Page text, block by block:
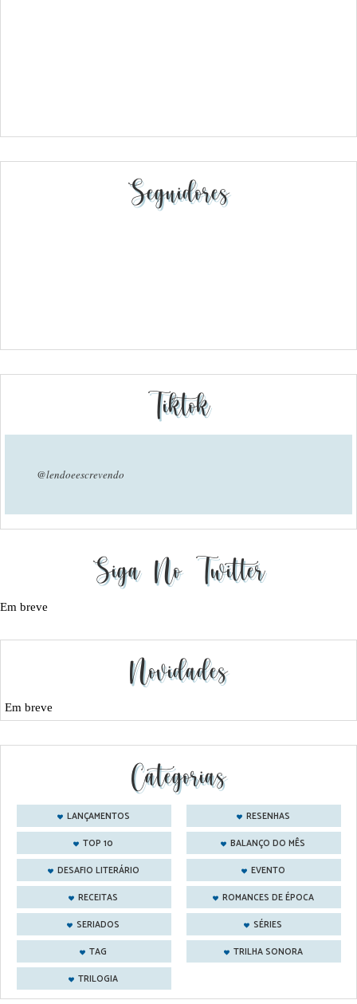
Seguidores
Tiktok
@lendoeescrevendo
Siga No Twitter
Em breve
Novidades
Em breve
Categorias
LANÇAMENTOS
RESENHAS
TOP 10
BALANÇO DO MÊS
DESAFIO LITERÁRIO
EVENTO
RECEITAS
ROMANCES DE ÉPOCA
SERIADOS
SÉRIES
TAG
TRILHA SONORA
TRILOGIA